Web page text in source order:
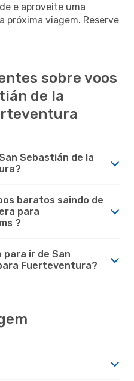
e aproveite uma
próxima viagem. Reserve
sobre voos
de la
Sebastián de la
baratos saindo de
para
?
para ir de San
Fuerteventura?